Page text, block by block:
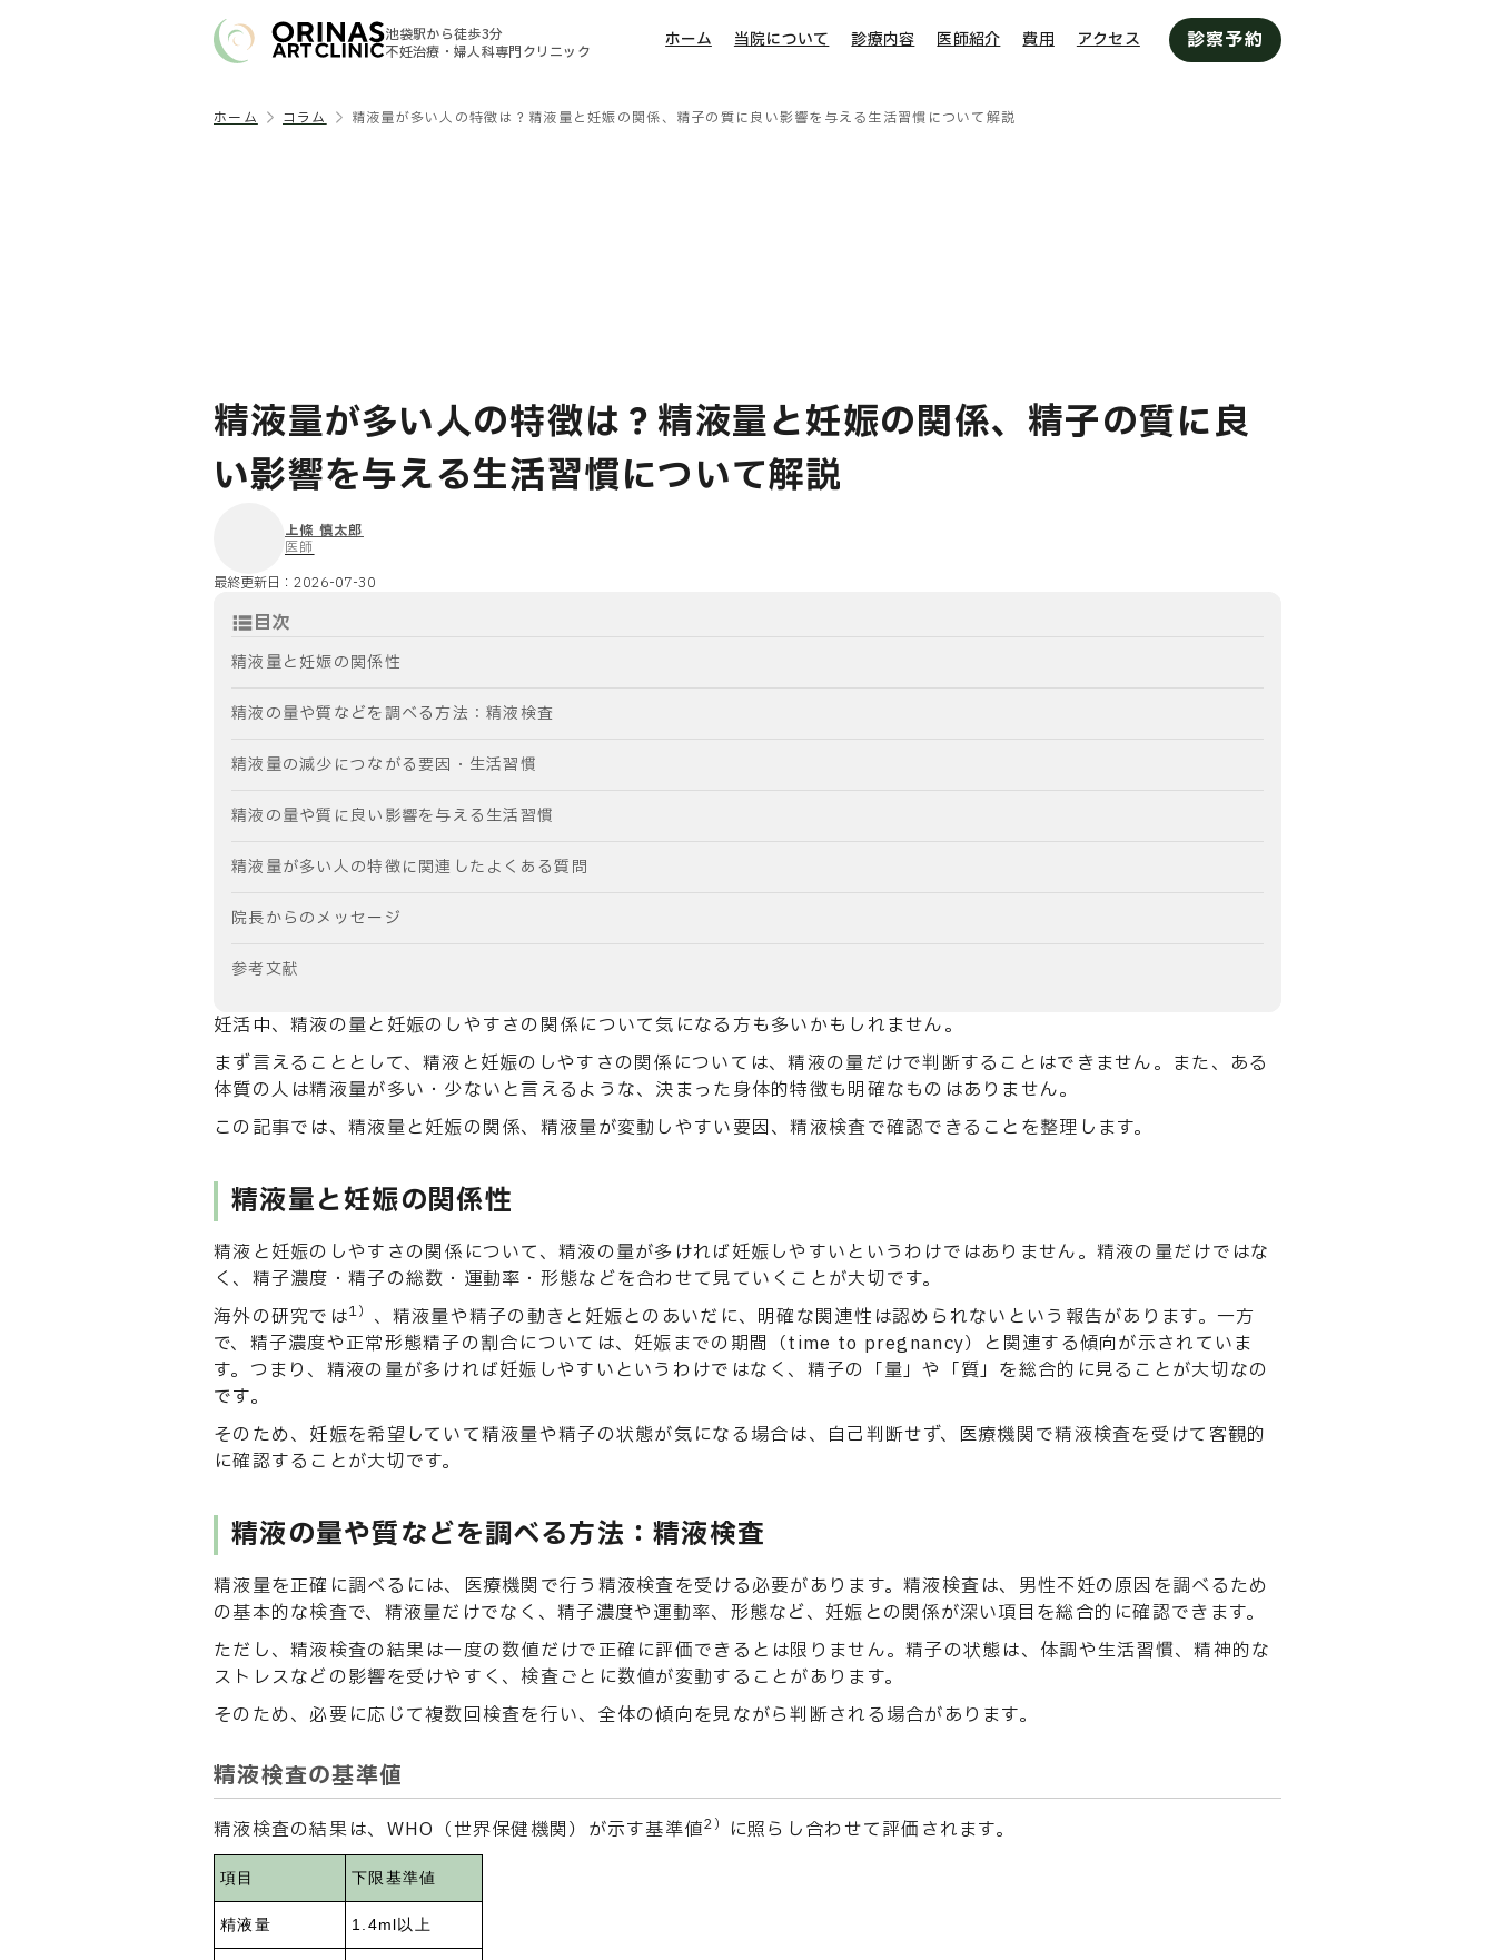
池袋駅から徒歩3分
不妊治療・婦人科専門クリニック
ホーム 当院について 診療内容 医師紹介 費用 アクセス 診察予約
ホーム コラム 精液量が多い人の特徴は？精液量と妊娠の関係、精子の質に良い影響を与える生活習慣について解説
精液量が多い人の特徴は？精液量と妊娠の関係、精子の質に良
い影響を与える生活習慣について解説
上條 慎太郎
医師
最終更新日： 2026-07-30
目次
精液量と妊娠の関係性
精液の量や質などを調べる方法：精液検査
精液量の減少につながる要因・生活習慣
精液の量や質に良い影響を与える生活習慣
精液量が多い人の特徴に関連したよくある質問
院長からのメッセージ
参考文献
妊活中、精液の量と妊娠のしやすさの関係について気になる方も多いかもしれません。
まず言えることとして、精液と妊娠のしやすさの関係については、精液の量だけで判断することはできません。また、ある
体質の人は精液量が多い・少ないと言えるような、決まった身体的特徴も明確なものはありません。
この記事では、精液量と妊娠の関係、精液量が変動しやすい要因、精液検査で確認できることを整理します。
精液量と妊娠の関係性
精液と妊娠のしやすさの関係について、精液の量が多ければ妊娠しやすいというわけではありません。精液の量だけではな
く、精子濃度・精子の総数・運動率・形態などを合わせて見ていくことが大切です。
海外の研究では1） 、精液量や精子の動きと妊娠とのあいだに、明確な関連性は認められないという報告があります。一方
で、精子濃度や正常形態精子の割合については、妊娠までの期間（time to pregnancy）と関連する傾向が示されていま
す。つまり、精液の量が多ければ妊娠しやすいというわけではなく、精子の「量」や「質」を総合的に見ることが大切なの
です。
そのため、妊娠を希望していて精液量や精子の状態が気になる場合は、自己判断せず、医療機関で精液検査を受けて客観的
に確認することが大切です。
精液の量や質などを調べる方法：精液検査
精液量を正確に調べるには、医療機関で行う精液検査を受ける必要があります。精液検査は、男性不妊の原因を調べるため
の基本的な検査で、精液量だけでなく、精子濃度や運動率、形態など、妊娠との関係が深い項目を総合的に確認できます。
ただし、精液検査の結果は一度の数値だけで正確に評価できるとは限りません。精子の状態は、体調や生活習慣、精神的な
ストレスなどの影響を受けやすく、検査ごとに数値が変動することがあります。
そのため、必要に応じて複数回検査を行い、全体の傾向を見ながら判断される場合があります。
精液検査の基準値
精液検査の結果は、WHO（世界保健機関）が示す基準値2） に照らし合わせて評価されます。
項目 下限基準値
精液量 1.4ml以上